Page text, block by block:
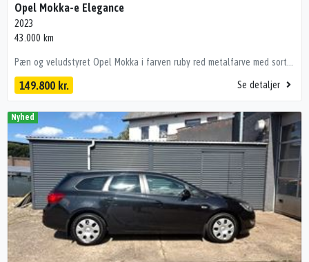
Opel Mokka-e Elegance
2023
43.000 km
Pæn og veludstyret Opel Mokka i farven ruby red metalfarve med sort kontrasttag Highlights • Navigation • Sædevarme • 3 faset ladning • Varmepumpe • App-opkobling (bl.a. forvarmning af kabine) • Varme i rat • Bakkamera Fuldudstyrsliste: digitalt cockpit, stofindtræk, nøglefri tænding, fartpilot, sædevarme, varme i rat, navigation, kørecomputer, multifunktionsrat, højdejust. førersæde, vognbaneassistent, splitbagsæde, akustikglas i for, tågelygter, 4x el-ruder, el-ruder, elektrisk parkeringsbremse, fjernb. centrallås, centrallås, usb-a tilslutning, isofix, musikstreaming via bluetooth, , parkeringssensor (bag), bakkamera, læderrat, bagagerumsdækken, 16" alufælge, el-sidespejle m/varme, led kørelys, led baglygter, udv. temp. måler, fuldaut. klima, app integration, varmepumpe, dab+ radio, apple carplay, android auto, træthedsregistrering, esp, automatisk lys, automatisk nødbremsesystem, skiltegenkendelse, dæktryksmåler 💰 Billig finansiering – også uden udbetaling Vi tilbyder attraktiv finansiering via bl.a. Santander Bank, ofte billigere end bankernes. 📍 Se bilen hos HBG Teknologiparken 2, 9440 Aabybro 🕙 Hverdage kl. 10–17 | Søndag kl. 12–16 Bemærk! i ferie perioder og helligdage kan åbningstider være anderledes. Tjek vores Google side. 📞 Mikkel – 60 16 02 54 📧 salg@hbg.dk Pst! Du kan også sende en SMS! Vognnr.: 4701 Forbehold for tastefejl
149.800 kr. Se detaljer
Nyhed